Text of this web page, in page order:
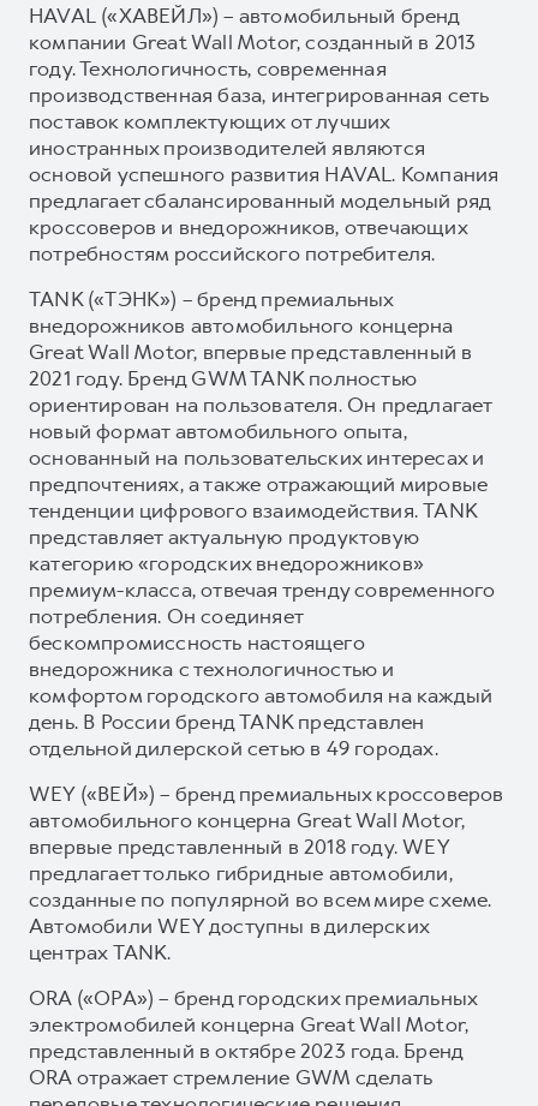
HAVAL («ХАВЕЙЛ») – автомобильный бренд
компании Great Wall Motor, созданный в 2013
году. Технологичность, современная
производственная база, интегрированная сеть
поставок комплектующих от лучших
иностранных производителей являются
основой успешного развития HAVAL. Компания
предлагает сбалансированный модельный ряд
кроссоверов и внедорожников, отвечающих
потребностям российского потребителя.
TANK («ТЭНК») – бренд премиальных
внедорожников автомобильного концерна
Great Wall Motor, впервые представленный в
2021 году. Бренд GWM TANK полностью
ориентирован на пользователя. Он предлагает
новый формат автомобильного опыта,
основанный на пользовательских интересах и
предпочтениях, а также отражающий мировые
тенденции цифрового взаимодействия. TANK
представляет актуальную продуктовую
категорию «городских внедорожников»
премиум-класса, отвечая тренду современного
потребления. Он соединяет
бескомпромиссность настоящего
внедорожника с технологичностью и
комфортом городского автомобиля на каждый
день. В России бренд TANK представлен
отдельной дилерской сетью в 49 городах.
WEY («ВЕЙ») – бренд премиальных кроссоверов
автомобильного концерна Great Wall Motor,
впервые представленный в 2018 году. WEY
предлагает только гибридные автомобили,
созданные по популярной во всем мире схеме.
Автомобили WEY доступны в дилерских
центрах TANK.
ORA («ОРА») – бренд городских премиальных
электромобилей концерна Great Wall Motor,
представленный в октябре 2023 года. Бренд
ORA отражает стремление GWM сделать